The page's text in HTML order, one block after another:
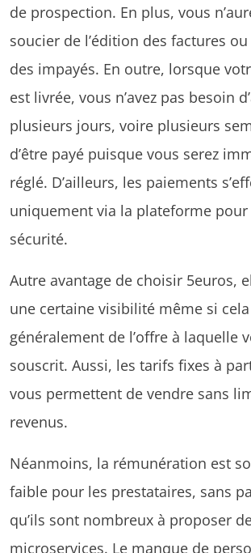
de prospection. En plus, vous
soucier de l’édition des factures
des impayés. En outre, lorsque
est livrée, vous n’avez pas besoin
plusieurs jours, voire plusieurs
d’être payé puisque vous serez
réglé. D’ailleurs, les paiements
uniquement via la plateforme
sécurité.
Autre avantage de choisir 5euros,
une certaine visibilité même si
généralement de l’offre à laquelle
souscrit. Aussi, les tarifs fixes à
vous permettent de vendre sans
revenus.
Néanmoins, la rémunération est
faible pour les prestataires, sans
qu’ils sont nombreux à proposer
microservices. Le manque de